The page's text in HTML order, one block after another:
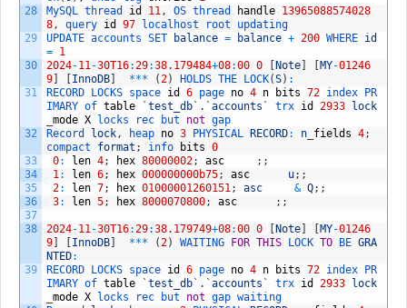
28
29
30
31
32
33
34
35
36
37
38
39
MySQL thread id 11, OS thread handle 13965088574028
8, query id 97 localhost root updating
UPDATE accounts SET balance = balance + 200 WHERE id
= 1
2024-11-30T16:29:38.179484+08:00 0 Note MY-01246
9
InnoDB *** (2) HOLDS THE LOCK(S) :
RECORD
LOCKS space id 6 page no 4 n bits 72 index
PR
IMARY of table `test_db ` . `accounts ` trx id 2933
lock
mode X locks rec but not gap
Record
lock, heap no 3 PHYSICAL RECORD: n fields 4;
compact format ; info bits 0
0: len 4; hex 80000002; asc ; ;
1: len 6; hex 000000000b75; asc u; ;
2: len 7; hex 01000001260151; asc & Q; ;
3: len 5; hex 8000070800; asc ; ;
2024-11-30T16:29:38.179749+08:00 0 Note MY-01246
9
InnoDB *** (2) WAITING FOR THIS LOCK TO BE GRA
NTED:
RECORD
LOCKS space id 6 page no 4 n bits 72 index
PR
IMARY of table `test_db ` . `accounts ` trx id 2933
lock
mode X locks rec but not gap waiting